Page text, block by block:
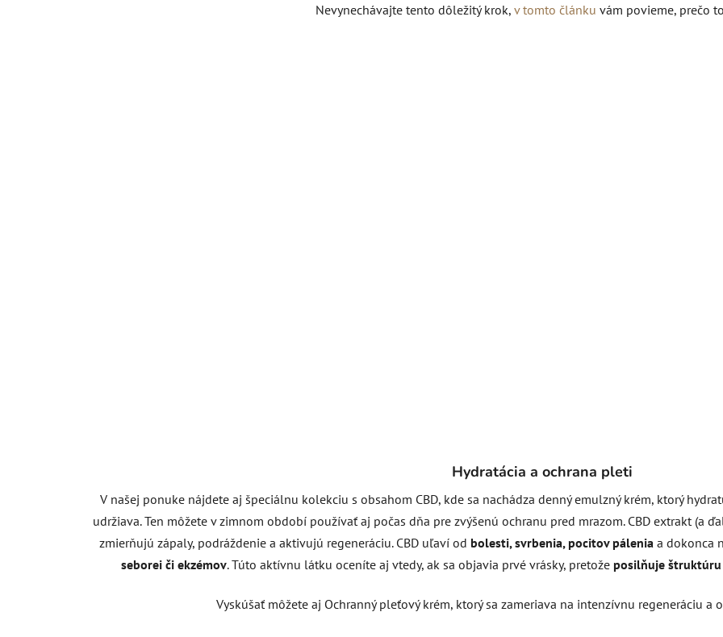
Nevynechávajte tento dôležitý krok, v tomto článku vám povieme, prečo
Hydratácia a ochrana pleti
V našej ponuke nájdete aj špeciálnu kolekciu s obsahom CBD, kde sa nachádza denný emulzný krém, ktorý
udržiava. Ten môžete v zimnom období používať aj počas dňa pre zvýšenú ochranu pred mrazom. CBD extrakt (a
zmierňujú zápaly, podráždenie a aktivujú regeneráciu. CBD uľaví od bolesti, svrbenia, pocitov pálenia a dokonca
seborei či ekzémov. Túto aktívnu látku oceníte aj vtedy, ak sa objavia prvé vrásky, pretože posilňuje
Vyskúšať môžete aj Ochranný pleťový krém, ktorý sa zameriava na intenzívnu regeneráciu a